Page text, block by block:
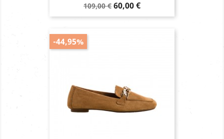
Prix
de
109,00 € Prix
60,00 €
-44,95%